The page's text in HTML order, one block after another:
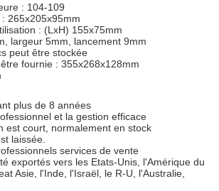
: 104-109
265x205x95mm
: (LxH) 155x75mm
largeur 5mm, lancement 9mm
peut être stockée
fournie : 355x268x128mm
plus de 8 années
et la gestion efficace
est court, normalement en stock
laissée.
services de vente
exportés vers les Etats-Unis, l'Amérique du
Asie, l'Inde, l'Israël, le R-U, l'Australie,